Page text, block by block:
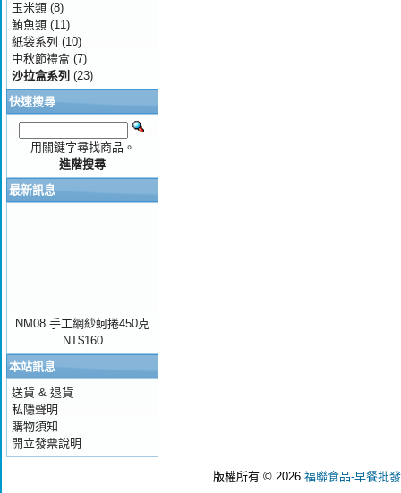
玉米類 (8)
鮪魚類 (11)
紙袋系列 (10)
中秋節禮盒 (7)
沙拉盒系列 (23)
快速搜尋
用關鍵字尋找商品。
進階搜尋
最新訊息
NM08.手工網紗蚵捲450克
NT$160
本站訊息
送貨 & 退貨
私隱聲明
購物須知
開立發票說明
版權所有 © 2026 福聯食品-早餐批